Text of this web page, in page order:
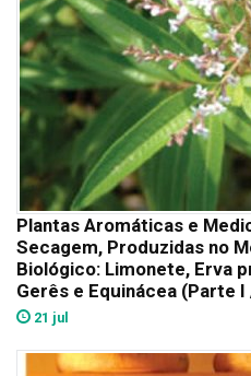
Plantas Aromáticas e
Secagem, Produzidas no
Biológico: Limonete, Erva
Gerês e Equinácea (Parte I
21 jul